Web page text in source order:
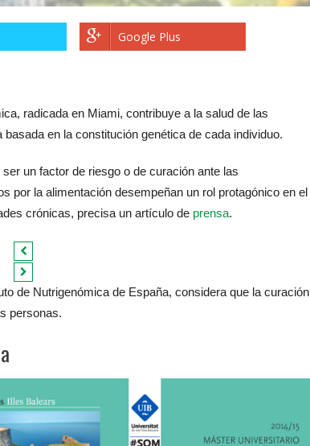
Google Plus
radicada en Miami, contribuye a la salud de las
en la constitución genética de cada individuo.
un factor de riesgo o de curación ante las
por la alimentación desempeñan un rol protagónico en el
crónicas, precisa un artículo de prensa.
de Nutrigenómica de España, considera que la curación
personas.